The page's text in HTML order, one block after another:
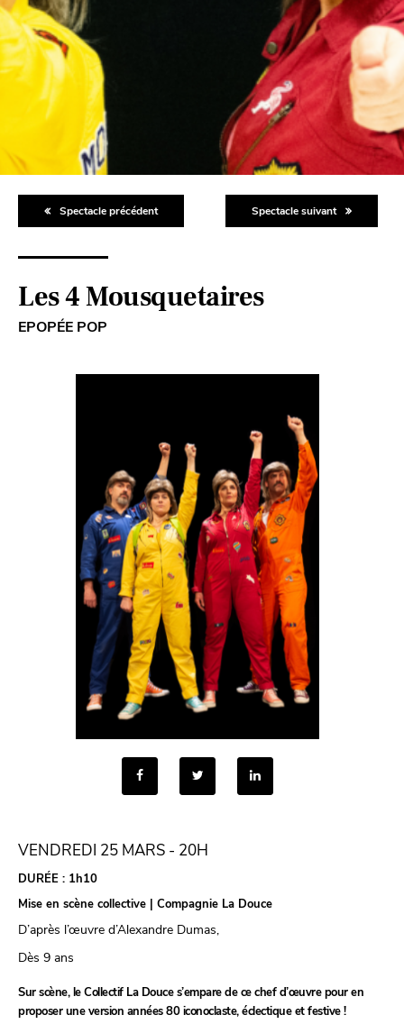
Spectacle précédent Spectacle suivant
Les 4 Mousquetaires
EPOPÉE POP
VENDREDI 25 MARS - 20H
DURÉE : 1h10
Mise en scène collective | Compagnie La Douce
D’après l’œuvre d’Alexandre Dumas,
Dès 9 ans
Sur scène, le Collectif La Douce s’empare de ce chef d’œuvre pour en
proposer une version années 80 iconoclaste, éclectique et festive !